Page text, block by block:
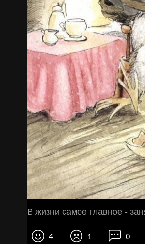
В жизни самое главное -
4 1 0